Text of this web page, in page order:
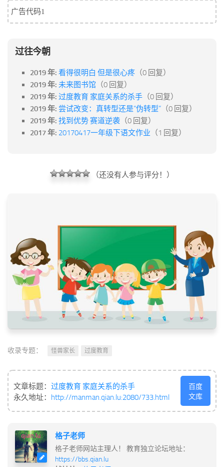
广告代码1
过往今朝
2019 年: 看得很明白 但是很心疼 （0 回复）
2019 年: 未来图书馆 （0 回复）
2019 年: 过度教育 家庭关系的杀手 （0 回复）
2019 年: 尝试改变：真转型还是“伪转型” （0 回复）
2019 年: 找到优势 赛道逆袭 （0 回复）
2017 年: 20170417一年级下语文作业 （1 回复）
（还没有人参与评分！）
收录专题： 怪兽家长 过度教育
文章标题： 过度教育 家庭关系的杀手
永久地址：
http://manman.qian.lu:2080/733.html
百度
文库
格子老师
格子老师网站主理人！ 教育独立论坛地址：
https://bbs.qian.lu